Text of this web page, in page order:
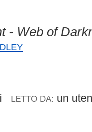
- Web of
LETTO DA: un